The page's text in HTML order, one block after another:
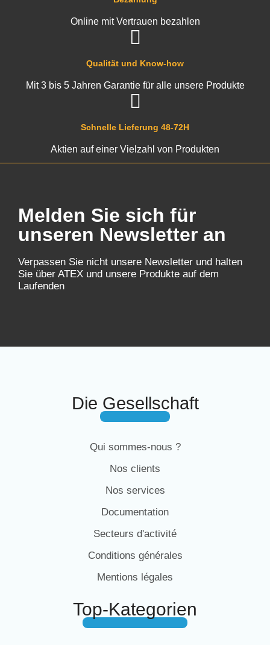
Schnelle Lieferung 48-72H
Aktien auf einer Vielzahl von Produkten
Qualität und Know-how
Mit 3 bis 5 Jahren Garantie für alle unsere Produkte
Online mit Vertrauen bezahlen
Melden Sie sich für
unseren Newsletter an
Verpassen Sie nicht unsere Newsletter und halten
Sie über ATEX und unsere Produkte auf dem
Laufenden
Die Gesellschaft
Qui sommes-nous ?
Nos clients
Nos services
Documentation
Secteurs d'activité
Conditions générales
Mentions légales
Top-Kategorien